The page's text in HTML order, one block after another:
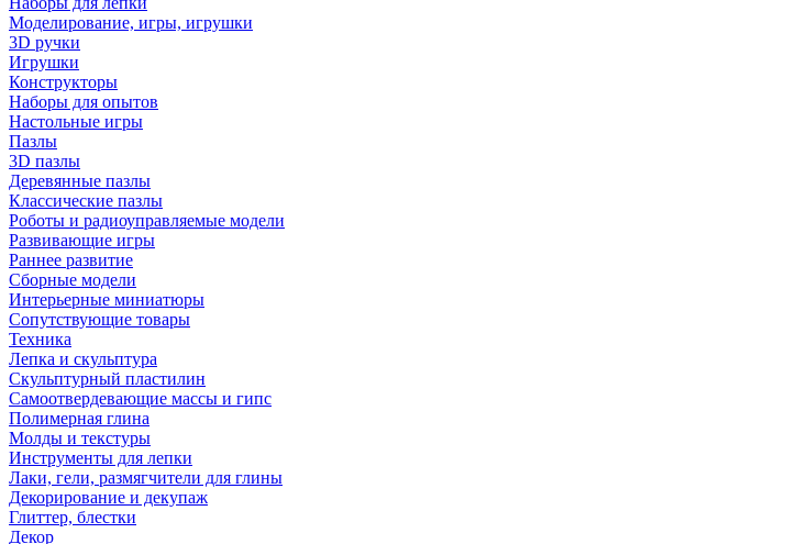
Моделирование, игры, игрушки
3D ручки
Игрушки
Конструкторы
Наборы для опытов
Настольные игры
Пазлы
3D пазлы
Деревянные пазлы
Классические пазлы
Роботы и радиоуправляемые модели
Развивающие игры
Раннее развитие
Сборные модели
Интерьерные миниатюры
Сопутствующие товары
Техника
Лепка и скульптура
Скульптурный пластилин
Самоотвердевающие массы и гипс
Полимерная глина
Молды и текстуры
Инструменты для лепки
Лаки, гели, размягчители для глины
Декорирование и декупаж
Глиттер, блестки
Декор